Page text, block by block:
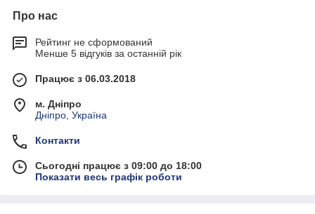
Про нас
Рейтинг не сформований
Менше 5 відгуків за останній рік
Працює з 06.03.2018
м. Дніпро
Дніпро, Україна
Контакти
Сьогодні працює з 09:00 до 18:00
Показати весь графік роботи